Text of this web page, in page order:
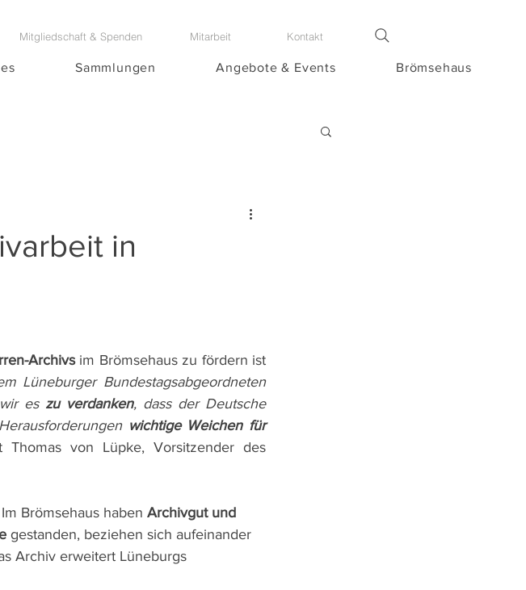
Mitarbeit Kontakt
Sammlungen Angebote & Events Brömsehaus
Mitgliedschaft & Spenden
in
Archivs im Brömsehaus zu fördern ist
„Dem Lüneburger Bundestagsabgeordneten
es zu verdanken, dass der Deutsche
wichtige Weichen für
von Lüpke, Vorsitzender des
Brömsehaus haben Archivgut und
gestanden, beziehen sich aufeinander
Archiv erweitert Lüneburgs